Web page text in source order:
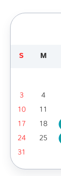
S M
3
4
10
11
17
18
24
25
31